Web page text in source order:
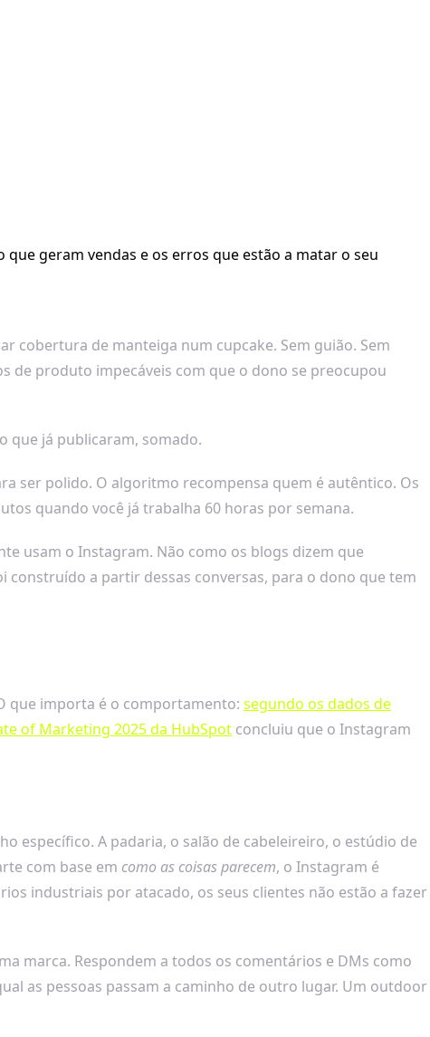
geram vendas e os erros que estão a matar o seu
cobertura de manteiga num cupcake. Sem guião. Sem
de produto impecáveis com que o dono se preocupou
que já publicaram, somado.
ser polido. O algoritmo recompensa quem é autêntico. Os
quando você já trabalha 60 horas por semana.
usam o Instagram. Não como os blogs dizem que
construído a partir dessas conversas, para o dono que tem
que importa é o comportamento: segundo os dados de
of Marketing 2025 da HubSpot concluiu que o Instagram
específico. A padaria, o salão de cabeleireiro, o estúdio de
com base em como as coisas parecem, o Instagram é
industriais por atacado, os seus clientes não estão a fazer
marca. Respondem a todos os comentários e DMs como
as pessoas passam a caminho de outro lugar. Um outdoor